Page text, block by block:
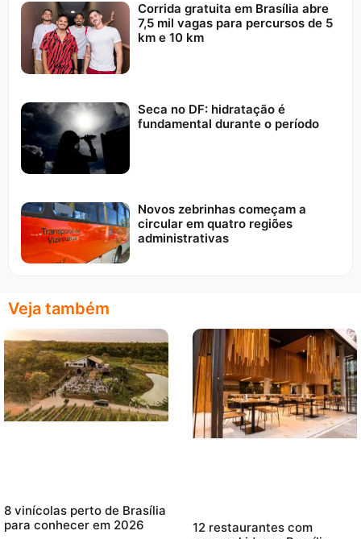
Corrida gratuita em Brasília abre
7,5 mil vagas para percursos de 5
km e 10 km
Seca no DF: hidratação é
fundamental durante o período
Novos zebrinhas começam a
circular em quatro regiões
administrativas
Veja também
8 vinícolas perto de Brasília
para conhecer em 2026
12 restaurantes com